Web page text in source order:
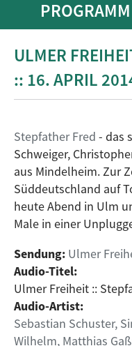
PROGRAMM
ULMER
:: 16. APRIL
Stepfather Fred - das
Schweiger,
aus Mindelheim. Zur
Süddeutschland auf
heute Abend in Ulm
Male in einer
Sendung: Ulmer
Audio-Titel:
Ulmer Freiheit ::
Audio-Artist:
Sebastian Schuster,
Wilhelm, Matthias